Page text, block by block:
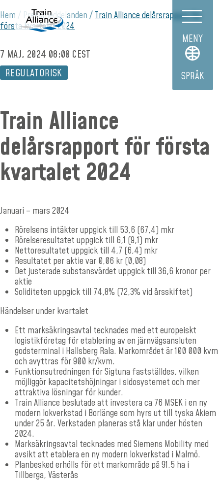
MENY
SPRÅK
Hem Pressmeddelanden
Train Alliance delårsrapport för
första kvartalet 2024
7 MAJ, 2024 08:00 CEST
REGULATORISK
Train Alliance
delårsrapport för första
kvartalet 2024
Januari – mars 2024
Rörelsens intäkter uppgick till 53,6 (67,4) mkr
Rörelseresultatet uppgick till 6,1 (9,1) mkr
Nettoresultatet uppgick till 4,7 (6,4) mkr
Resultatet per aktie var 0,06 kr (0,08)
Det justerade substansvärdet uppgick till 36,6 kronor per
aktie
Soliditeten uppgick till 74,8% (72,3% vid årsskiftet)
Händelser under kvartalet
Ett marksäkringsavtal tecknades med ett europeiskt
logistikföretag för etablering av en järnvägsansluten
godsterminal i Hallsberg Rala. Markområdet är 100 000 kvm
och avyttras för 900 kr/kvm.
Funktionsutredningen för Sigtuna fastställdes, vilken
möjliggör kapacitetshöjningar i sidosystemet och mer
attraktiva lösningar för kunder.
Train Alliance beslutade att investera ca 76 MSEK i en ny
modern lokverkstad i Borlänge som hyrs ut till tyska Akiem
under 25 år. Verkstaden planeras stå klar under hösten
2024.
Marksäkringsavtal tecknades med Siemens Mobility med
avsikt att etablera en ny modern lokverkstad i Malmö.
Planbesked erhölls för ett markområde på 91,5 ha i
Tillberga, Västerås